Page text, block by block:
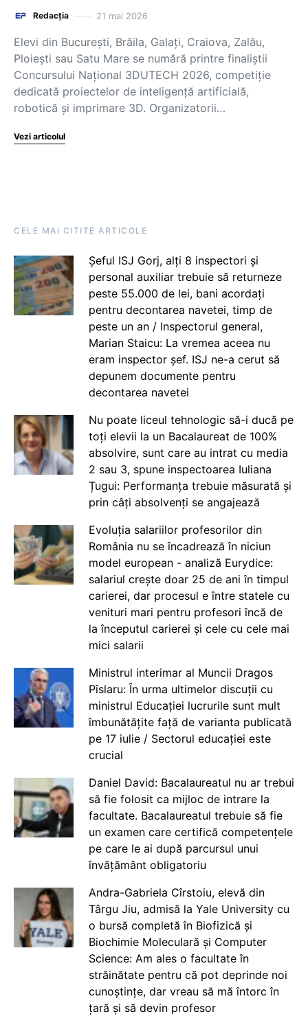
Redacția 21 mai 2026
Elevi din București, Brăila, Galați, Craiova, Zalău,
Ploiești sau Satu Mare se numără printre finaliștii
Concursului Național 3DUTECH 2026, competiție
dedicată proiectelor de inteligență artificială,
robotică și imprimare 3D. Organizatorii…
Vezi articolul
CELE MAI CITITE ARTICOLE
Șeful ISJ Gorj, alți 8 inspectori și
personal auxiliar trebuie să returneze
peste 55.000 de lei, bani acordați
pentru decontarea navetei, timp de
peste un an / Inspectorul general,
Marian Staicu: La vremea aceea nu
eram inspector șef. ISJ ne-a cerut să
depunem documente pentru
decontarea navetei
Nu poate liceul tehnologic să-i ducă pe
toți elevii la un Bacalaureat de 100%
absolvire, sunt care au intrat cu media
2 sau 3, spune inspectoarea Iuliana
Țugui: Performanța trebuie măsurată și
prin câți absolvenți se angajează
Evoluția salariilor profesorilor din
România nu se încadrează în niciun
model european - analiză Eurydice:
salariul crește doar 25 de ani în timpul
carierei, dar procesul e între statele cu
venituri mari pentru profesori încă de
la începutul carierei și cele cu cele mai
mici salarii
Ministrul interimar al Muncii Dragos
Pîslaru: În urma ultimelor discuții cu
ministrul Educației lucrurile sunt mult
îmbunătățite față de varianta publicată
pe 17 iulie / Sectorul educației este
crucial
Daniel David: Bacalaureatul nu ar trebui
să fie folosit ca mijloc de intrare la
facultate. Bacalaureatul trebuie să fie
un examen care certifică competențele
pe care le ai după parcursul unui
învățământ obligatoriu
Andra-Gabriela Cîrstoiu, elevă din
Târgu Jiu, admisă la Yale University cu
o bursă completă în Biofizică și
Biochimie Moleculară și Computer
Science: Am ales o facultate în
străinătate pentru că pot deprinde noi
cunoștințe, dar vreau să mă întorc în
țară și să devin profesor